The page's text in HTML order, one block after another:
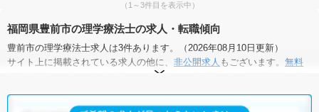
（1～3件目を表示中）
福岡県豊前市の理学療法士の求人・転職傾向
豊前市の理学療法士求人は3件あります。（2026年08月10日更新）
サイト上に掲載されている求人の他に、 非公開求人 もございます。 無料
にお申し込みいただくと、全求人からご希望条件に合